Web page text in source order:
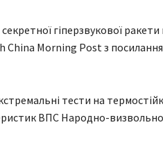
гіперзвукової ракети
China Morning Post з
тести на
ВПС Народно-